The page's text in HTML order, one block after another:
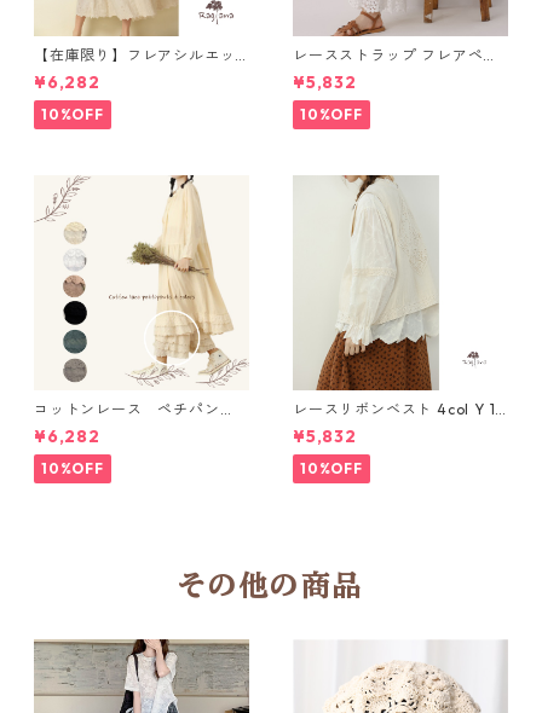
【在庫限り】フレアシルエッ
ト キャミワンピース 2col N
WP123
¥6,282
10%OFF
レースストラップ フレアペチ
パンツ Y 10925
¥5,832
10%OFF
コットンレース ペチパン
ツ 6 colors R2020131
¥6,282
10%OFF
レースリボンベスト 4col Y 111
15
¥5,832
10%OFF
その他の商品